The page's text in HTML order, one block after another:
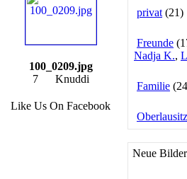
100_0209.jpg
7 Knuddi
Like Us On Facebook
privat (21)
Freunde
Nadja K.,
Familie
Oberlausitz
Neue Bilder